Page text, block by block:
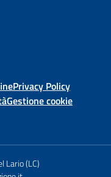
Privacy Policy
Gestione cookie
Lario (LC)